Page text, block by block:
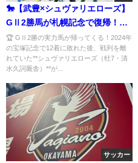
🐎【武豊×シュヴァリエローズ】
GⅡ2勝馬が札幌記念で復帰！注
目の初コンビに期待高まる
🏆 GⅡ2勝の実力馬が帰ってくる！2024年
の宝塚記念で12着に敗れた後、戦列を離
れていた**シュヴァリエローズ（牡7・清
水久詞厩舎）**が...
サッカー